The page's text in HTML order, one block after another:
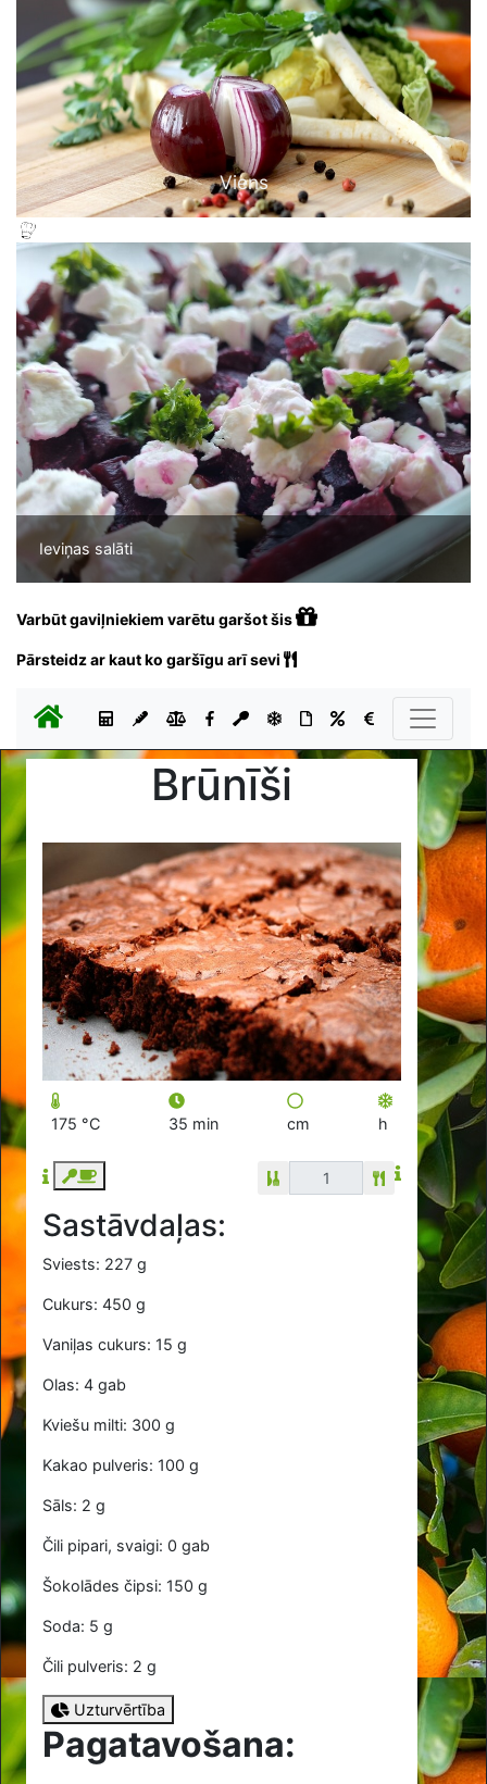
Viens
Ieviņas salāti
Varbūt gaviļniekiem varētu garšot šis
Pārsteidz ar kaut ko garšīgu arī sevi
Brūnīši
175 °C 35 min cm h
Sastāvdaļas:
Sviests: 227 g
Cukurs: 450 g
Vaniļas cukurs: 15 g
Olas: 4 gab
Kviešu milti: 300 g
Kakao pulveris: 100 g
Sāls: 2 g
Čili pipari, svaigi: 0 gab
Šokolādes čipsi: 150 g
Soda: 5 g
Čili pulveris: 2 g
Uzturvērtība
Pagatavošana: